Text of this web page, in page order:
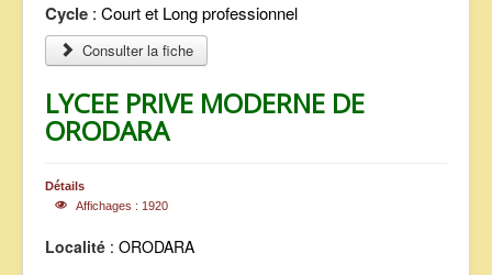
Cycle : Court et Long professionnel
Consulter la fiche
LYCEE PRIVE MODERNE DE
ORODARA
Détails
Affichages : 1920
Localité : ORODARA